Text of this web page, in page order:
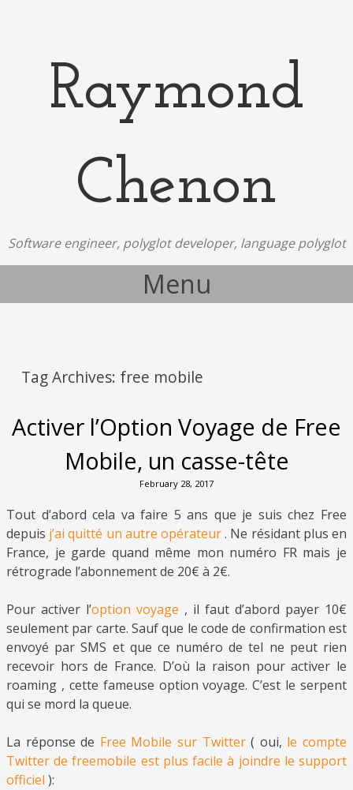
Raymond
Chenon
Software engineer, polyglot developer, language polyglot
Menu
Tag Archives: free mobile
Activer l’Option Voyage de Free
Mobile, un casse-tête
February 28, 2017
Tout d’abord cela va faire 5 ans que je suis chez Free
depuis j’ai quitté un autre opérateur. Ne résidant plus en
France, je garde quand même mon numéro FR mais je
rétrograde l’abonnement de 20€ à 2€.
Pour activer l’option voyage , il faut d’abord payer 10€
seulement par carte. Sauf que le code de confirmation est
envoyé par SMS et que ce numéro de tel ne peut rien
recevoir hors de France. D’où la raison pour activer le
roaming , cette fameuse option voyage. C’est le serpent
qui se mord la queue.
La réponse de Free Mobile sur Twitter( oui, le compte
Twitter de freemobile est plus facile à joindre le support
officiel ):